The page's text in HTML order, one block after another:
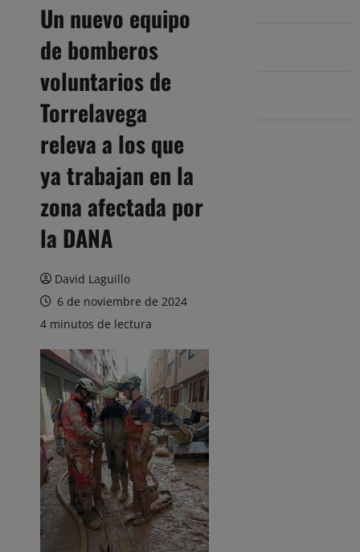
Un nuevo equipo
de bomberos
voluntarios de
Torrelavega
releva a los que
ya trabajan en la
zona afectada por
la DANA
David Laguillo
6 de noviembre de 2024
4 minutos de lectura